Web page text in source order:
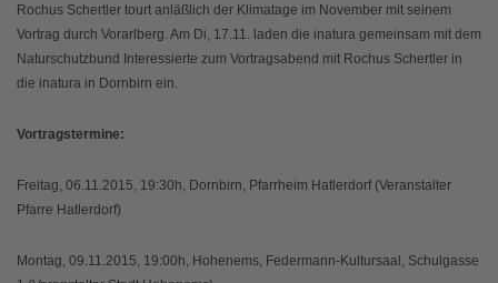
Rochus Schertler tourt anläßlich der Klimatage im November mit seinem
Vortrag durch Vorarlberg. Am Di, 17.11. laden die inatura gemeinsam mit dem
Naturschutzbund Interessierte zum Vortragsabend mit Rochus Schertler in
die inatura in Dornbirn ein.
Vortragstermine:
Freitag, 06.11.2015, 19:30h, Dornbirn, Pfarrheim Hatlerdorf (Veranstalter
Pfarre Hatlerdorf)
Montag, 09.11.2015, 19:00h, Hohenems, Federmann-Kultursaal, Schulgasse